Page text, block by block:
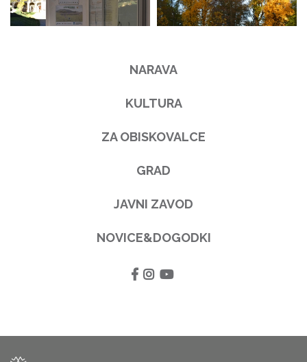
NARAVA
KULTURA
ZA OBISKOVALCE
GRAD
JAVNI ZAVOD
NOVICE&DOGODKI